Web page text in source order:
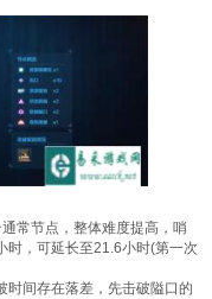
常节点，整体难度提高，哨
时，可延长至21.6小时(第一次
时间存在落差，先击破隘口的